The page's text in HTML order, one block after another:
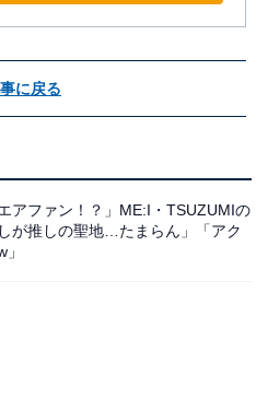
に戻る
アファン！？」ME:I・TSUZUMIの
が推しの聖地…たまらん」「アク